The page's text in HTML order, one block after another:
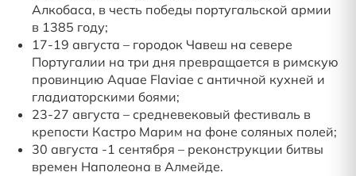
Алкобаса, в честь победы португальской армии
в 1385 году;
17-19 августа – городок Чавеш на севере
Португалии на три дня превращается в римскую
провинцию Aquae Flaviae с античной кухней и
гладиаторскими боями;
23-27 августа – средневековый фестиваль в
крепости Кастро Марим на фоне соляных полей;
30 августа -1 сентября – реконструкции битвы
времен Наполеона в Алмейде.